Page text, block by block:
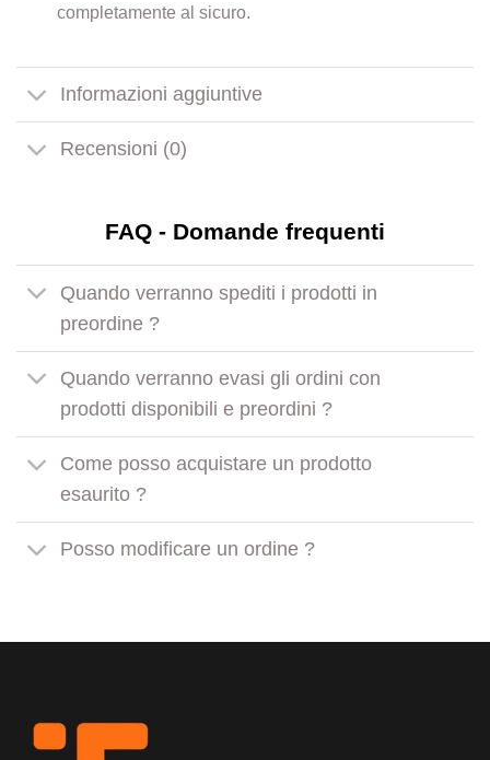
completamente al sicuro.
Informazioni aggiuntive
Recensioni (0)
FAQ - Domande frequenti
Quando verranno spediti i prodotti in
preordine ?
Quando verranno evasi gli ordini con
prodotti disponibili e preordini ?
Come posso acquistare un prodotto
esaurito ?
Posso modificare un ordine ?